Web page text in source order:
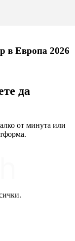
в Европа 2026
да
от минута или